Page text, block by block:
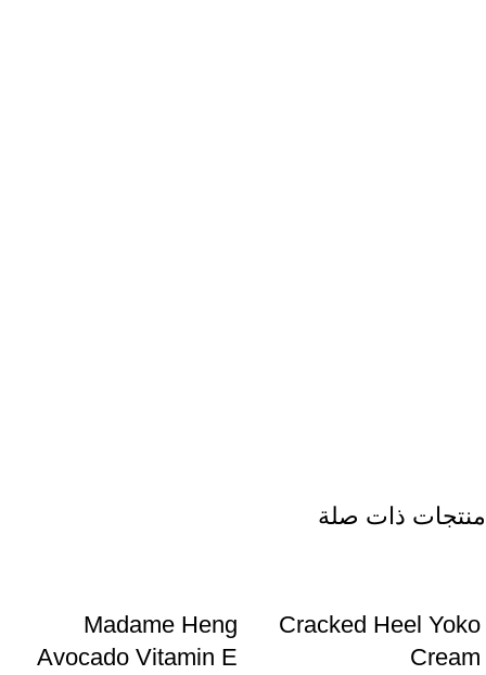
منتجات ذات صلة
Cracked Heel Yoko
Cream
Madame Heng
Avocado Vitamin E